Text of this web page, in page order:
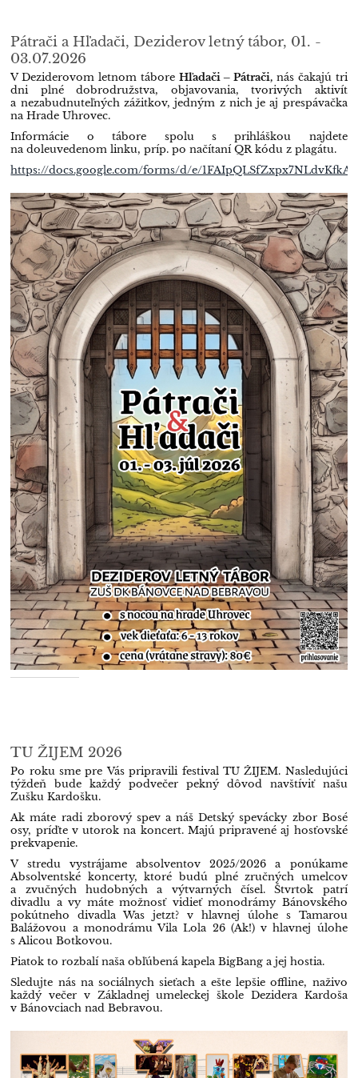
Pátrači a Hľadači, Deziderov letný tábor, 01. -
03.07.2026
V Deziderovom letnom tábore Hľadači – Pátrači, nás čakajú tri
dni plné dobrodružstva, objavovania, tvorivých aktivít
a nezabudnuteľných zážitkov, jedným z nich je aj prespávačka
na Hrade Uhrovec.
Informácie o tábore spolu s prihláškou najdete
na doleuvedenom linku, príp. po načítaní QR kódu z plagátu.
https://docs.google.com/forms/d/e/
TU ŽIJEM 2026
Po roku sme pre Vás pripravili festival TU ŽIJEM. Nasledujúci
týždeň bude každý podvečer pekný dôvod navštíviť našu
Zušku Kardošku.
Ak máte radi zborový spev a náš Detský spevácky zbor Bosé
osy, príďte v utorok na koncert. Majú pripravené aj hosťovské
prekvapenie.
V stredu vystrájame absolventov 2025/2026 a ponúkame
Absolventské koncerty, ktoré budú plné zručných umelcov
a zvučných hudobných a výtvarných čísel. Štvrtok patrí
divadlu a vy máte možnosť vidieť monodrámy Bánovského
pokútneho divadla Was jetzt? v hlavnej úlohe s Tamarou
Balážovou a monodrámu Vila Lola 26 (Ak!) v hlavnej úlohe
s Alicou Botkovou.
Piatok to rozbalí naša obľúbená kapela BigBang a jej hostia.
Sledujte nás na sociálnych sieťach a ešte lepšie offline, naživo
každý večer v Základnej umeleckej škole Dezidera Kardoša
v Bánovciach nad Bebravou.